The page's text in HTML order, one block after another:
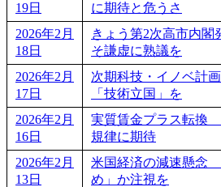
19日
に期待と危うさ
2026年2月
18日
きょう第2次高市内
そ謙虚に熟議を
2026年2月
17日
次期科技・イノベ計
「技術立国」を
2026年2月
16日
実質賃金プラス転換
規律に期待
2026年2月
13日
米国経済の減速懸念
め」か注視を